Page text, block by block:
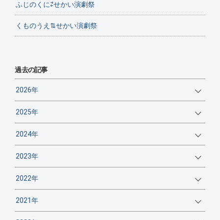
ふじのくに⇄せかい演劇祭
くものうえ⇅せかい演劇祭
過去の記事
2026年
2025年
2024年
2023年
2022年
2021年